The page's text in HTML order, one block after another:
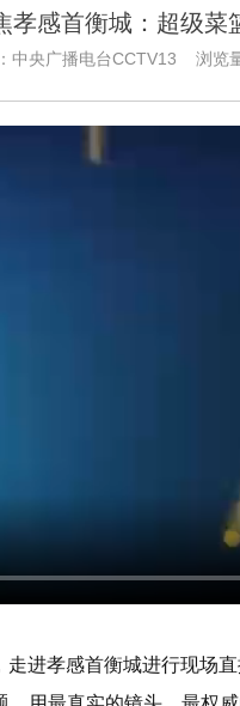
孝感首衡城：超级
中央广播电台CCTV13 浏览
进孝感首衡城进行现场直